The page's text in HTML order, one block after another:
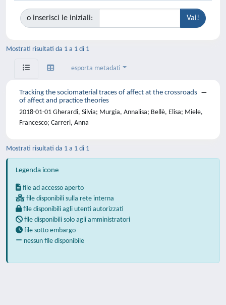
o inserisci le iniziali:
Mostrati risultati da 1 a 1 di 1
esporta metadati
Tracking the sociomaterial traces of affect at the crossroads
of affect and practice theories
2018-01-01 Gherardi, Silvia; Murgia, Annalisa; Bellè, Elisa; Miele,
Francesco; Carreri, Anna
Mostrati risultati da 1 a 1 di 1
Legenda icone
file ad accesso aperto
file disponibili sulla rete interna
file disponibili agli utenti autorizzati
file disponibili solo agli amministratori
file sotto embargo
nessun file disponibile